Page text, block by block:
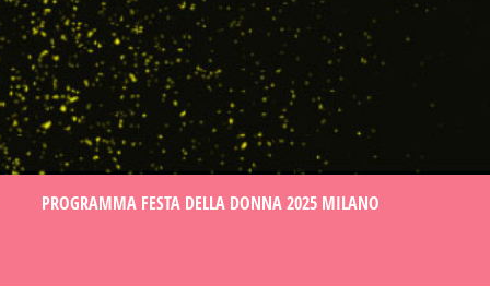
PROGRAMMA FESTA DELLA DONNA 2025 MILANO